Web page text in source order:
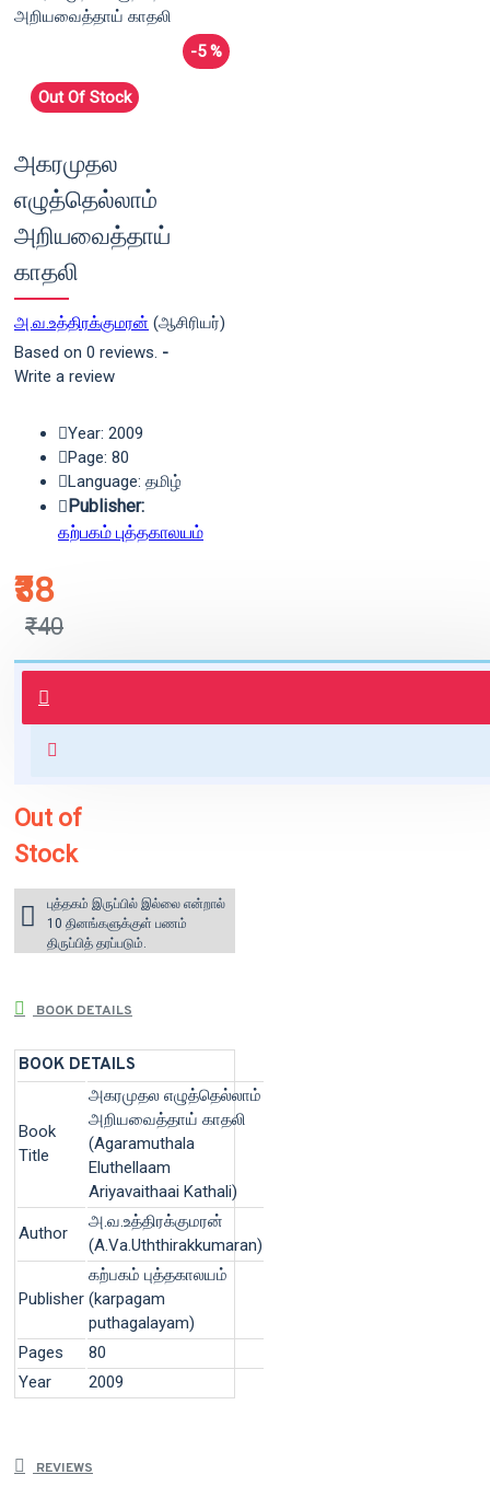
-5 %
Out Of Stock
அகரமுதல
எழுத்தெல்லாம்
அறியவைத்தாய்
காதலி
அ.வ.உத்திரக்குமரன் (ஆசிரியர்)
Based on 0 reviews. -
Write a review
₹38
₹40
Year: 2009
Page: 80
Language: தமிழ்
Publisher:
கற்பகம் புத்தகாலயம்
புத்தகம் 3 - 7 நாட்களில் அனுப்பி
வைக்கப்படும்.
for orders above ₹1000 within
Out of
Stock
புத்தகம் இருப்பில் இல்லை என்றால்
10 தினங்களுக்குள் பணம்
திருப்பித் தரப்படும்.
BOOK DETAILS
BOOK DETAILS
Book
Title
அகரமுதல எழுத்தெல்லாம்
அறியவைத்தாய் காதலி
(Agaramuthala
Eluthellaam
Ariyavaithaai Kathali)
Author
அ.வ.உத்திரக்குமரன்
(A.Va.Uththirakkumaran)
Publisher
கற்பகம் புத்தகாலயம்
(karpagam
puthagalayam)
Pages
80
Year
2009
REVIEWS